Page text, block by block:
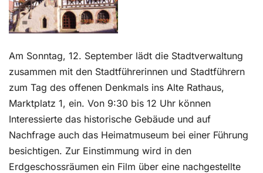
Am Sonntag, 12. September lädt die Stadtverwaltung
zusammen mit den Stadtführerinnen und Stadtführern
zum Tag des offenen Denkmals ins Alte Rathaus,
Marktplatz 1, ein. Von 9:30 bis 12 Uhr können
Interessierte das historische Gebäude und auf
Nachfrage auch das Heimatmuseum bei einer Führung
besichtigen. Zur Einstimmung wird in den
Erdgeschossräumen ein Film über eine nachgestellte